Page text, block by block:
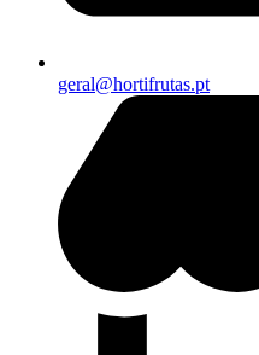
geral@hortifrutas.pt